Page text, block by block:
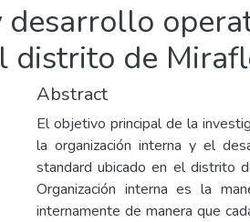
distrito de
Abstract
El objetivo principal de la
la organización interna y el
standard ubicado en el distrito
Organización interna es la
internamente de manera que